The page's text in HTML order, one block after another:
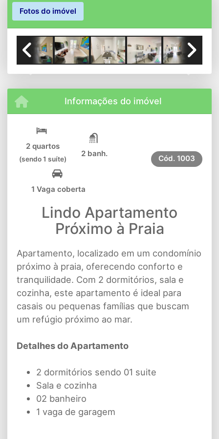
Fotos do imóvel
Informações do imóvel
2 quartos
(sendo 1 suíte)
2 banh.
1 Vaga coberta
Cód. 1003
Lindo Apartamento
Próximo à Praia
Apartamento, localizado em um condomínio
próximo à praia, oferecendo conforto e
tranquilidade. Com 2 dormitórios, sala e
cozinha, este apartamento é ideal para
casais ou pequenas famílias que buscam
um refúgio próximo ao mar.
Detalhes do Apartamento
2 dormitórios sendo 01 suite
Sala e cozinha
02 banheiro
1 vaga de garagem